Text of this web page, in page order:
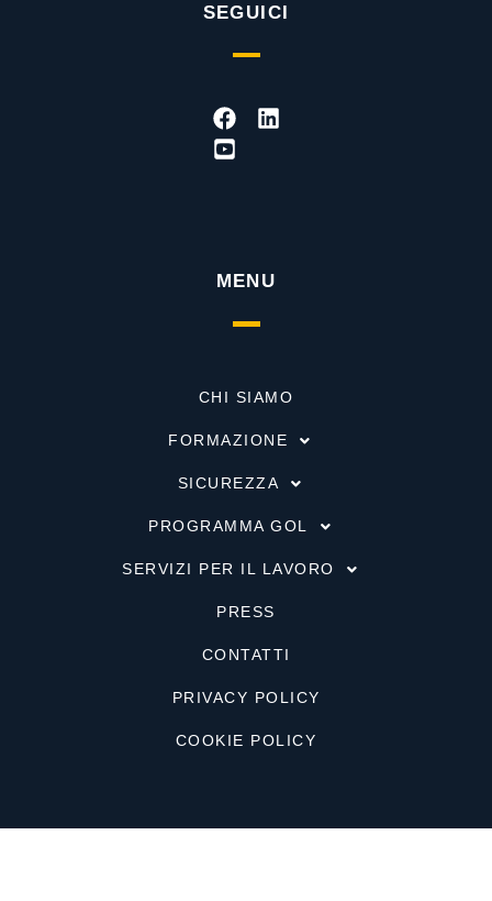
SEGUICI
Facebook
Linkedin
Youtube-
square
MENU
CHI SIAMO
FORMAZIONE
SICUREZZA
PROGRAMMA GOL
SERVIZI PER IL LAVORO
PRESS
CONTATTI
PRIVACY POLICY
COOKIE POLICY